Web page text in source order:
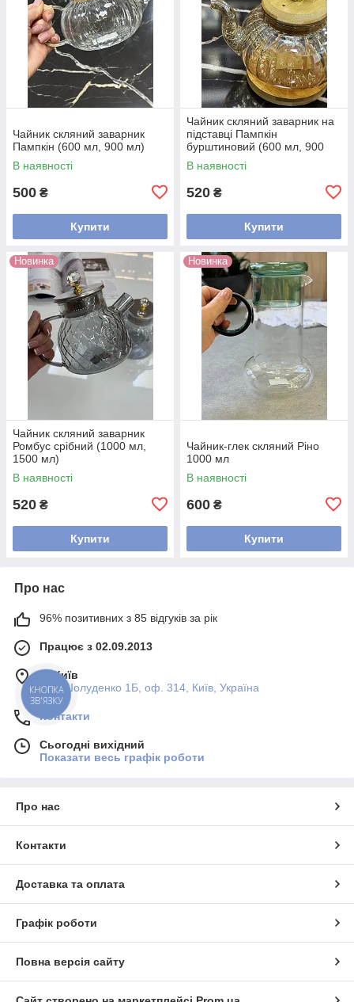
Чайник скляний заварник
Пампкін (600 мл, 900 мл)
В наявності
500 ₴
Купити
Чайник скляний заварник на
підставці Пампкін
бурштиновий (600 мл, 900
мл)
В наявності
520 ₴
Купити
Новинка
Чайник скляний заварник
Ромбус срібний (1000 мл,
1500 мл)
В наявності
520 ₴
Купити
Новинка
Чайник-глек скляний Ріно
1000 мл
В наявності
600 ₴
Купити
Про нас
96% позитивних з 85 відгуків за рік
Працює з 02.09.2013
м. Київ
вул. Шолуденко 1Б, оф. 314, Київ, Україна
Контакти
Сьогодні вихідний
Показати весь графік роботи
Про нас
Контакти
Доставка та оплата
Графік роботи
Повна версія сайту
КНОПКА
ЗВ'ЯЗКУ